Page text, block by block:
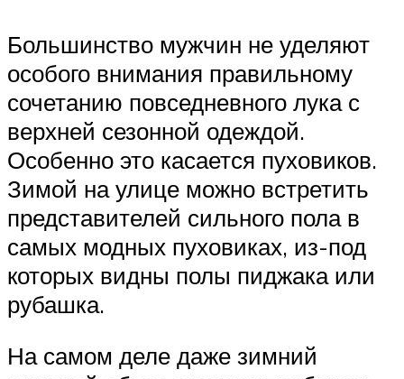
Большинство мужчин не уделяют
особого внимания правильному
сочетанию повседневного лука с
верхней сезонной одеждой.
Особенно это касается пуховиков.
Зимой на улице можно встретить
представителей сильного пола в
самых модных пуховиках, из-под
которых видны полы пиджака или
рубашка.
На самом деле даже зимний